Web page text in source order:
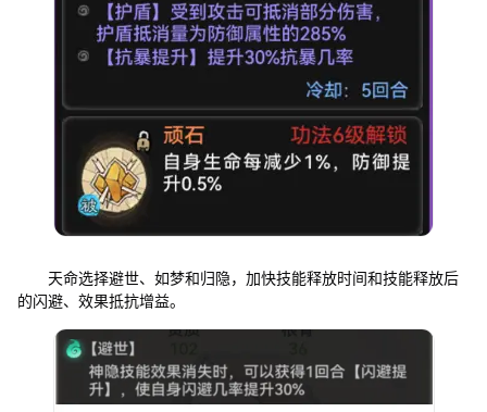
天命选择避世、如梦和归隐，加快技能释放时间和技能释放后
的闪避、效果抵抗增益。